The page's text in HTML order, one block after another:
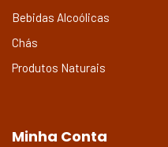
Bebidas Alcoólicas
Chás
Produtos Naturais
Minha Conta